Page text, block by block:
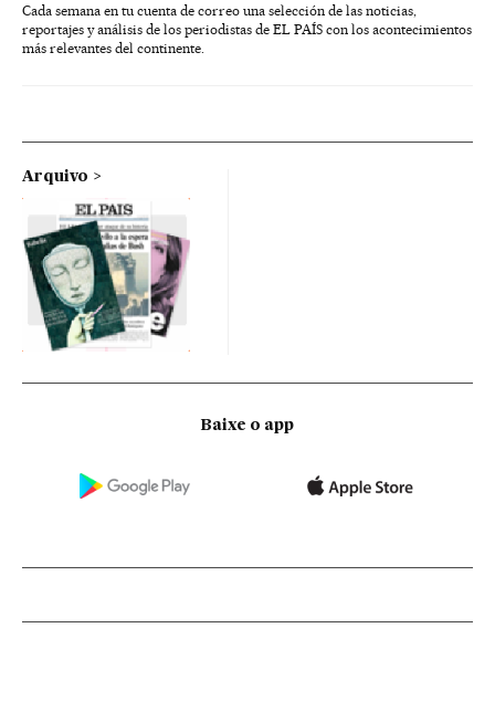
Cada semana en tu cuenta de correo una selección de las noticias,
reportajes y análisis de los periodistas de EL PAÍS con los acontecimientos
más relevantes del continente.
Arquivo
Baixe o app